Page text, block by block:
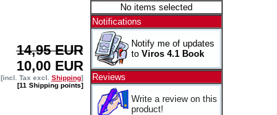
14,95 EUR
10,00 EUR
[incl. Tax excl. Shipping]
[11 Shipping points]
No items selected
Notifications
Notify me of updates
to Viros 4.1 Book
Reviews
Write a review on this
product!